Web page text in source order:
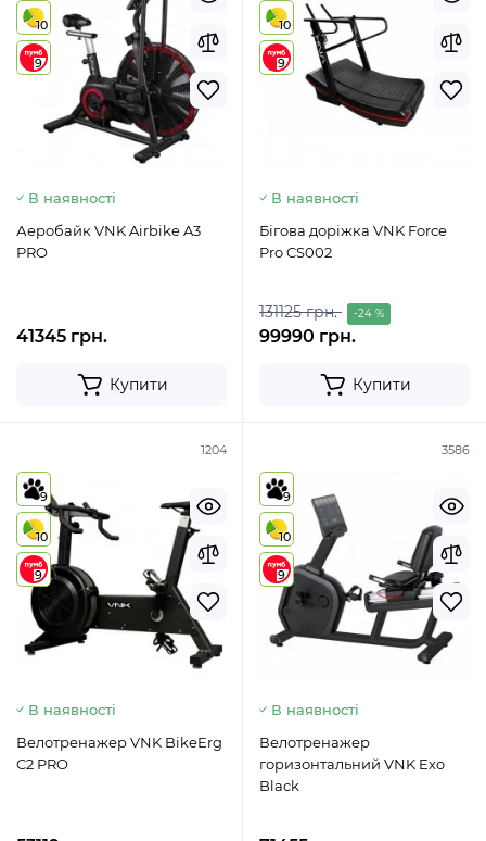
10
9
В наявності
Аеробайк VNK Airbike A3
PRO
41345 грн.
Купити
10
9
В наявності
Бігова доріжка VNK Force
Pro CS002
131125 грн. -24 %
99990 грн.
Купити
1204
9
10
9
В наявності
Велотренажер VNK BikeErg
C2 PRO
3586
9
10
9
В наявності
Велотренажер
горизонтальний VNK Exo
Black